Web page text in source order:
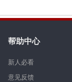
帮助中心
新人必看
意见反馈